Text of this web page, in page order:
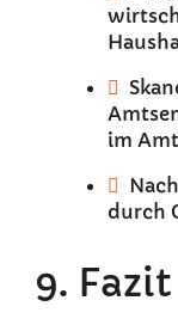
im
durch
9. Fazit